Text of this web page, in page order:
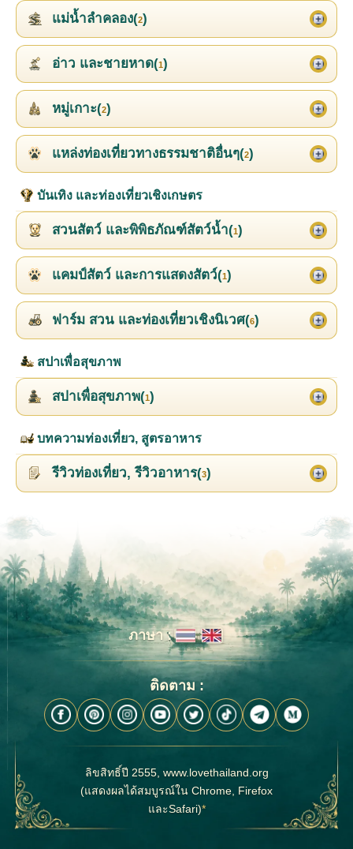
แม่น้ำลำคลอง(2)
อ่าว และชายหาด(1)
หมู่เกาะ(2)
แหล่งท่องเที่ยวทางธรรมชาติอื่นๆ(2)
บันเทิง และท่องเที่ยวเชิงเกษตร
สวนสัตว์ และพิพิธภัณฑ์สัตว์น้ำ(1)
แคมป์สัตว์ และการแสดงสัตว์(1)
ฟาร์ม สวน และท่องเที่ยวเชิงนิเวศ(6)
สปาเพื่อสุขภาพ
สปาเพื่อสุขภาพ(1)
บทความท่องเที่ยว, สูตรอาหาร
รีวิวท่องเที่ยว, รีวิวอาหาร(3)
ภาษา :
ติดตาม :
ลิขสิทธิ์ปี 2555, www.lovethailand.org
(แสดงผลได้สมบูรณ์ใน Chrome, Firefox
และSafari)*